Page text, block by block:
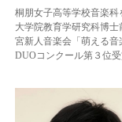
桐朋女子高等学校音楽
大学院教育学研究科博
宮新人音楽会「萌える
DUOコンクール第３位